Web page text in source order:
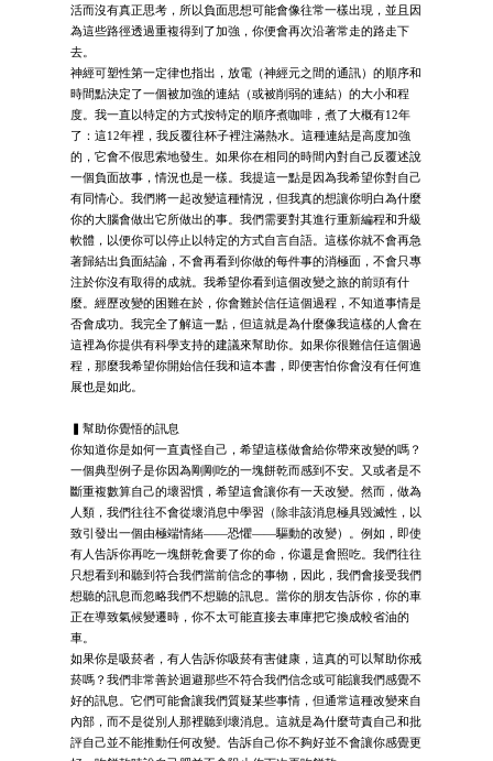
活而沒有真正思考，所以負面思想可能會像往常一樣出現，並且因
為這些路徑透過重複得到了加強，你便會再次沿著常走的路走下
去。
神經可塑性第一定律也指出，放電（神經元之間的通訊）的順序和
時間點決定了一個被加強的連結（或被削弱的連結）的大小和程
度。我一直以特定的方式按特定的順序煮咖啡，煮了大概有12年
了：這12年裡，我反覆往杯子裡注滿熱水。這種連結是高度加強
的，它會不假思索地發生。如果你在相同的時間內對自己反覆述說
一個負面故事，情況也是一樣。我提這一點是因為我希望你對自己
有同情心。我們將一起改變這種情況，但我真的想讓你明白為什麼
你的大腦會做出它所做出的事。我們需要對其進行重新編程和升級
軟體，以便你可以停止以特定的方式自言自語。這樣你就不會再急
著歸結出負面結論，不會再看到你做的每件事的消極面，不會只專
注於你沒有取得的成就。我希望你看到這個改變之旅的前頭有什
麼。經歷改變的困難在於，你會難於信任這個過程，不知道事情是
否會成功。我完全了解這一點，但這就是為什麼像我這樣的人會在
這裡為你提供有科學支持的建議來幫助你。如果你很難信任這個過
程，那麼我希望你開始信任我和這本書，即便害怕你會沒有任何進
展也是如此。
▍幫助你覺悟的訊息
你知道你是如何一直責怪自己，希望這樣做會給你帶來改變的嗎？
一個典型例子是你因為剛剛吃的一塊餅乾而感到不安。又或者是不
斷重複數算自己的壞習慣，希望這會讓你有一天改變。然而，做為
人類，我們往往不會從壞消息中學習（除非該消息極具毀滅性，以
致引發出一個由極端情緒——恐懼——驅動的改變）。例如，即使
有人告訴你再吃一塊餅乾會要了你的命，你還是會照吃。我們往往
只想看到和聽到符合我們當前信念的事物，因此，我們會接受我們
想聽的訊息而忽略我們不想聽的訊息。當你的朋友告訴你，你的車
正在導致氣候變遷時，你不太可能直接去車庫把它換成較省油的
車。
如果你是吸菸者，有人告訴你吸菸有害健康，這真的可以幫助你戒
菸嗎？我們非常善於迴避那些不符合我們信念或可能讓我們感覺不
好的訊息。它們可能會讓我們質疑某些事情，但通常這種改變來自
內部，而不是從別人那裡聽到壞消息。這就是為什麼苛責自己和批
評自己並不能推動任何改變。告訴自己你不夠好並不會讓你感覺更